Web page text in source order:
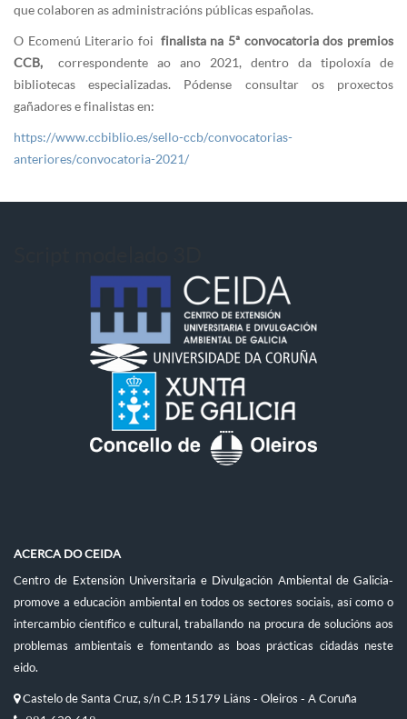
que colaboren as administracións públicas españolas.
O Ecomenú Literario foi finalista na 5ª convocatoria dos premios
CCB, correspondente ao ano 2021, dentro da tipoloxía de
bibliotecas especializadas. Pódense consultar os proxectos
gañadores e finalistas en:
https://www.ccbiblio.es/sello-ccb/convocatorias-
anteriores/convocatoria-2021/
ACERCA DO CEIDA
Centro de Extensión Universitaria e Divulgación Ambiental de Galicia-
promove a educación ambiental en todos os sectores sociais, así como o
intercambio científico e cultural, traballando na procura de solucións aos
problemas ambientais e fomentando as boas prácticas cidadás neste
eido.
Castelo de Santa Cruz, s/n C.P. 15179 Liáns - Oleiros - A Coruña